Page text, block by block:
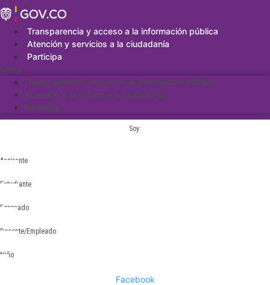
Saltar
al
contenidoTransparencia y acceso a la información pública
Atención y servicios a la ciudadanía
Participa
Menu
Transparencia y acceso a la información pública
Atención y servicios a la ciudadanía
Participa
Soy:
Aspirante
Estudiante
Egresado
Docente/Empleado
Niño
Facebook